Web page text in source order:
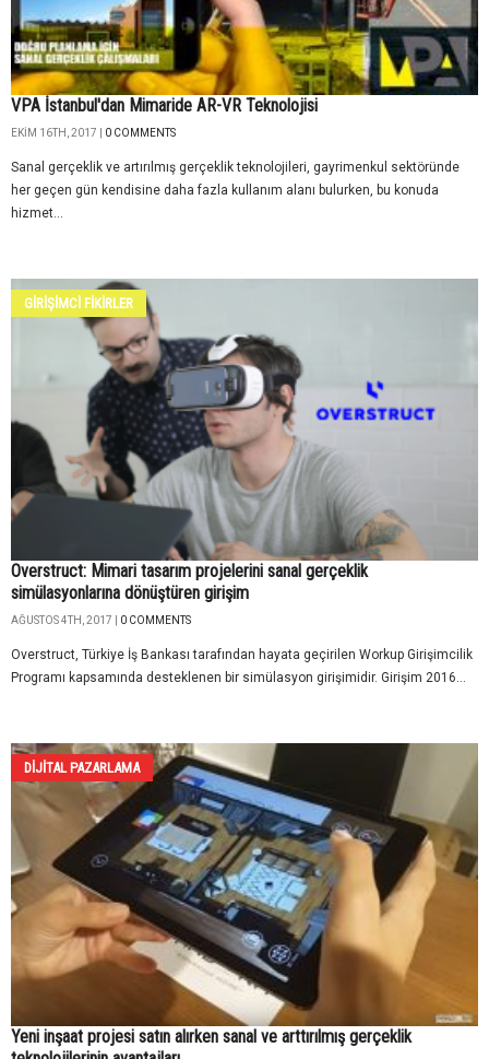
VPA İstanbul'dan Mimaride AR-VR Teknolojisi
EKIM 16TH, 2017 | 0 COMMENTS
Sanal gerçeklik ve artırılmış gerçeklik teknolojileri, gayrimenkul sektöründe
her geçen gün kendisine daha fazla kullanım alanı bulurken, bu konuda
hizmet...
GİRİŞİMCİ FİKİRLER
Overstruct: Mimari tasarım projelerini sanal gerçeklik
simülasyonlarına dönüştüren girişim
AĞUSTOS 4TH, 2017 | 0 COMMENTS
Overstruct, Türkiye İş Bankası tarafından hayata geçirilen Workup Girişimcilik
Programı kapsamında desteklenen bir simülasyon girişimidir. Girişim 2016...
DIJITAL PAZARLAMA
Yeni inşaat projesi satın alırken sanal ve arttırılmış gerçeklik